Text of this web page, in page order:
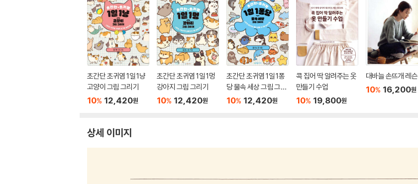
초간단 초귀염 1일 1냥
고양이 그림 그리기
10% 12,420원
초간단 초귀염 1일 1멍
강아지 그림 그리기
10% 12,420원
초간단 초귀염 1일 1퐁
당 물속 세상 그림 그리
기
10% 12,420원
콕 집어 딱 알려주는 옷
만들기 수업
10% 19,800원
대바늘 손뜨개 레슨
10% 16,200원
상세 이미지